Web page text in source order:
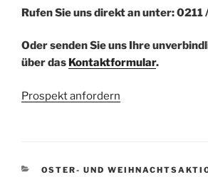
Rufen Sie uns direkt an unter: 0211
Oder senden Sie uns Ihre
über das Kontaktformular.
Prospekt anfordern
KATEGORIEN
OSTER- UND